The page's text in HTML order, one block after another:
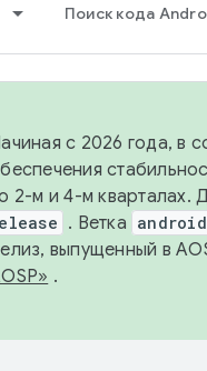
Поиск кода
с 2026 года, в
2-м и 4-м кварталах.
. Ветка
выпущенный в
.